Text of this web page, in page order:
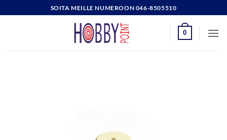
to
SOITA MEILLE NUMEROON 046-8505510
0